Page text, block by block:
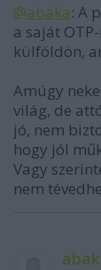
@abaka: A
a saját
külföldön,
Amúgy
világ, de
jó, nem
hogy jól
Vagy
nem